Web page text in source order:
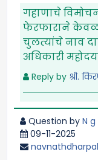
गहाणाचे
फेरफाराने
चुलत्यांचे नाव
अधिकारी
Reply by श्री.
Question byN
09-11-2025